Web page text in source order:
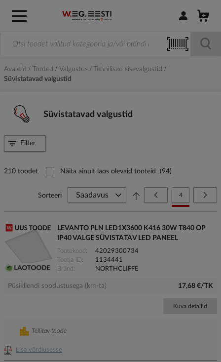
Logi sisse /
Avaleht Tooted Valgustus
Tehnilised sisevalgustid
Süvistatavad valgustid
Süvistatavad valgustid
210 toodet Näita ainult laos olevaid tooteid (94)
Page You're currently
4
Sorteeri
LEVANTO PLN LED1X3600 K416 30W T840 OP
IP40 VALGE SÜVISTATAV LED PANEEL
Tootekood
42029300734
Tootja ID
1134441
Bränd
NORTHCLIFFE
Püsikliendi soodustusega (km-ta) 17,68 €/TK
Kuva detailid
Lisa võrdlusesse
Tellitav toode
Filter